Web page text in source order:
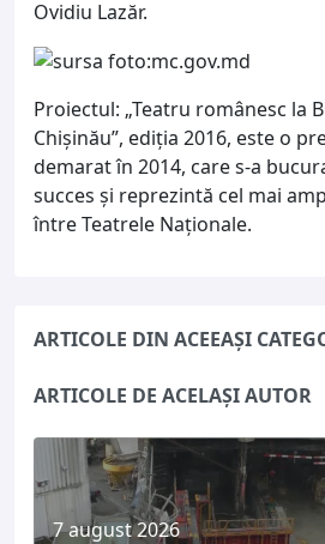
Ovidiu Lazăr.
Proiectul: „Teatru românesc la
Chişinău”, ediția 2016, este o
demarat în 2014, care s-a
succes și reprezintă cel mai
între Teatrele Naţionale.
ARTICOLE DIN ACEEAȘI
ARTICOLE DE ACELAȘI AUTOR
7 august 2026